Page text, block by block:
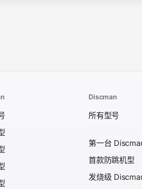
Discman
所有型号
第一台
首款防跳机型
发烧级